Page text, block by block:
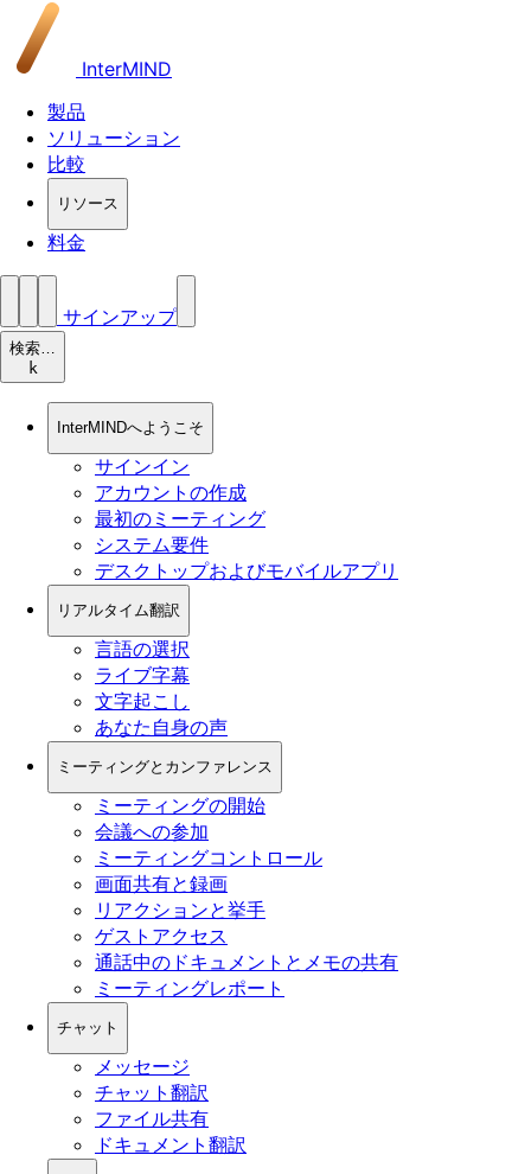
InterMIND
製品
ソリューション
比較
リソース
料金
サインアップ
検索…
k
InterMINDへようこそ
サインイン
アカウントの作成
最初のミーティング
システム要件
デスクトップおよびモバイルアプリ
リアルタイム翻訳
言語の選択
ライブ字幕
文字起こし
あなた自身の声
ミーティングとカンファレンス
ミーティングの開始
会議への参加
ミーティングコントロール
画面共有と録画
リアクションと挙手
ゲストアクセス
通話中のドキュメントとメモの共有
ミーティングレポート
チャット
メッセージ
チャット翻訳
ファイル共有
ドキュメント翻訳